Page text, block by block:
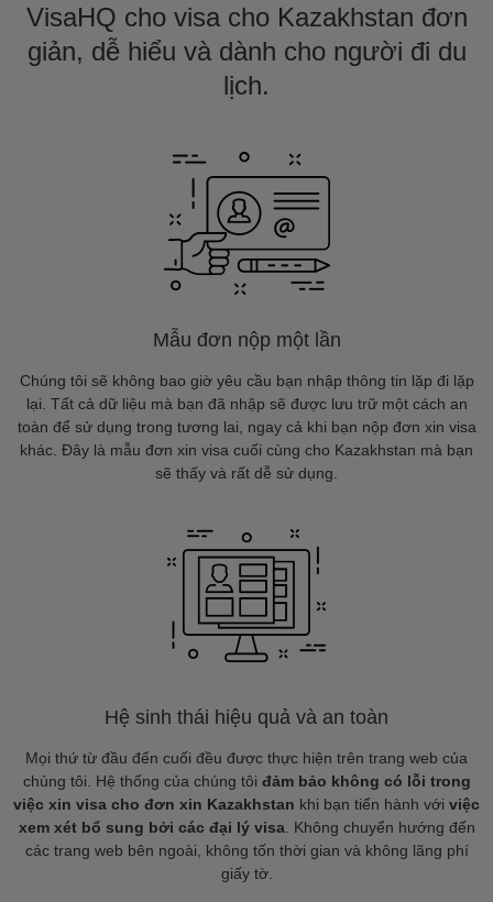
VisaHQ cho visa cho Kazakhstan đơn
giản, dễ hiểu và dành cho người đi du
lịch.
Mẫu đơn nộp một lần
Chúng tôi sẽ không bao giờ yêu cầu bạn nhập thông tin lặp đi lặp
lại. Tất cả dữ liệu mà bạn đã nhập sẽ được lưu trữ một cách an
toàn để sử dụng trong tương lai, ngay cả khi bạn nộp đơn xin visa
khác. Đây là mẫu đơn xin visa cuối cùng cho Kazakhstan mà bạn
sẽ thấy và rất dễ sử dụng.
Hệ sinh thái hiệu quả và an toàn
Mọi thứ từ đầu đến cuối đều được thực hiện trên trang web của
chúng tôi. Hệ thống của chúng tôi đảm bảo không có lỗi trong
việc xin visa cho đơn xin Kazakhstan khi bạn tiến hành với việc
xem xét bổ sung bởi các đại lý visa. Không chuyển hướng đến
các trang web bên ngoài, không tốn thời gian và không lãng phí
giấy tờ.